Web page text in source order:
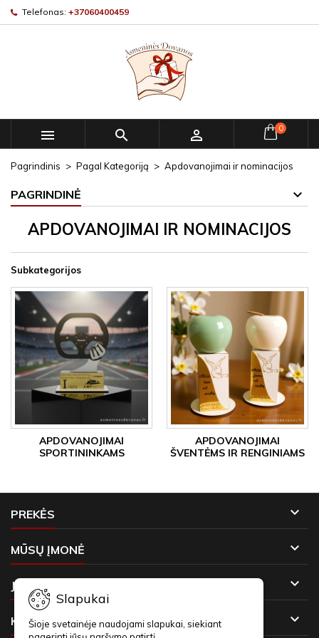
Telefonas: +37060400459
   0
Pagrindinis Pagal Kategoriją Apdovanojimai ir nominacijos
PAGRINDINĖ
APDOVANOJIMAI IR NOMINACIJOS
Subkategorijos
APDOVANOJIMAI
SPORTININKAMS
APDOVANOJIMAI
ŠVENTĖMS IR RENGINIAMS
PREKĖS 
MŪSŲ ĮMONĖ 
JŪSŲ PASKYRA 
KONTAKTAI 
Slapukai
Šioje svetainėje naudojami slapukai, siekiant